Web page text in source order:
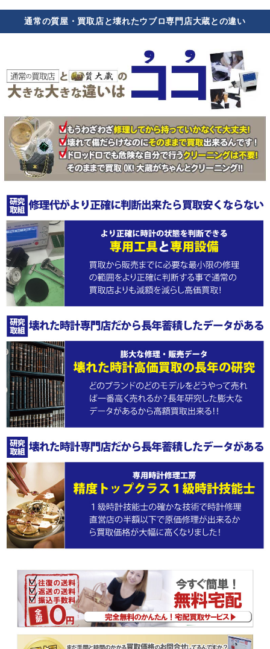
通常の質屋・買取店と壊れたウブロ専門店大蔵との違い